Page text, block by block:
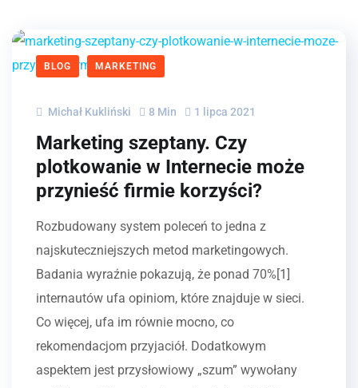
BLOG MARKETING
Michał Kukliński 8 Min 1 lipca 2021
Marketing szeptany. Czy
plotkowanie w Internecie może
przynieść firmie korzyści?
Rozbudowany system poleceń to jedna z
najskuteczniejszych metod marketingowych.
Badania wyraźnie pokazują, że ponad 70%[1]
internautów ufa opiniom, które znajduje w sieci.
Co więcej, ufa im równie mocno, co
rekomendacjom przyjaciół. Dodatkowym
aspektem jest przysłowiowy „szum” wywołany